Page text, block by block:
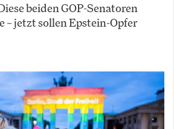
beiden GOP-Senatoren
– jetzt sollen Epstein-Opfer